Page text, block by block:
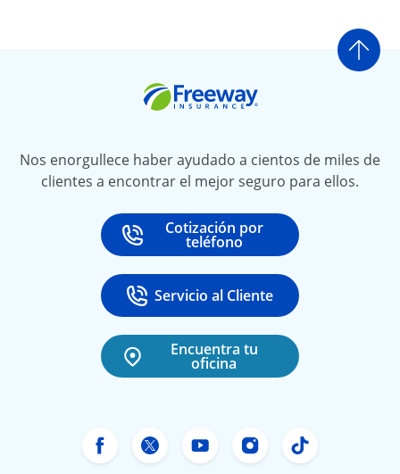
Ir
Nos enorgullece haber ayudado a cientos de miles de
clientes a encontrar el mejor seguro para ellos.
Call
Cotización por
teléfono
at
Call
Servicio al Cliente
at 888-531-6720
Encuentra tu
oficina
Facebook de Freeway Insurance
X de Freeway Insurance
YouTube de Freeway
Instagram
TikTok